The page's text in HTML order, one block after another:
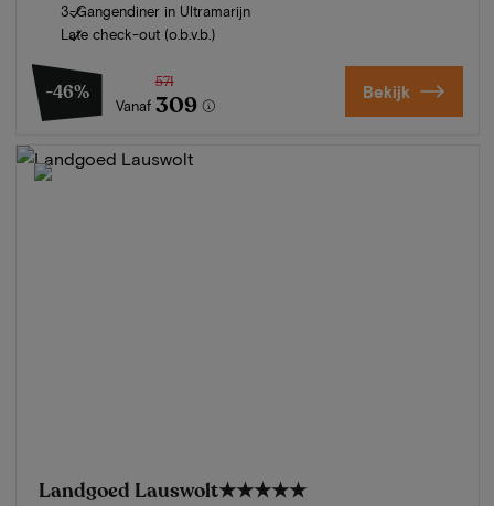
3-Gangendiner in Ultramarijn
Late check-out (o.b.v.b.)
-46%
Vanaf
571
309 Bekijk
Landgoed Lauswolt★★★★★